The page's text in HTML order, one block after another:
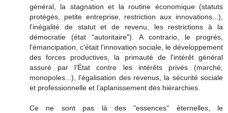
général, la stagnation et la routine économique (statuts
protégés, petite entreprise, restriction aux innovations...),
l'inégalité de statut et de revenu, les restrictions à la
démocratie (état "autoritaire"). A contrario, le progrès,
l'émancipation, c'était l'innovation sociale, le développement
des forces productives, la primauté de l'intérêt général
assuré par l’État contre les intérêts privés (marché,
monopoles...), l'égalisation des revenus, la sécurité sociale
et professionnelle et l’aplanissement des hiérarchies.
Ce ne sont pas là des "essences" éternelles, le